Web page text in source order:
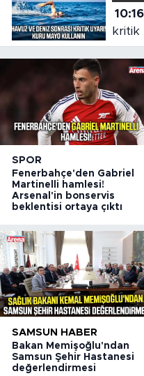
10:16Havuz ve deniz sonrası
kritik
SPOR
Fenerbahçe'den Gabriel
Martinelli hamlesi!
Arsenal'in bonservis
beklentisi ortaya çıktı
SAMSUN HABER
Bakan Memişoğlu'ndan
Samsun Şehir Hastanesi
değerlendirmesi